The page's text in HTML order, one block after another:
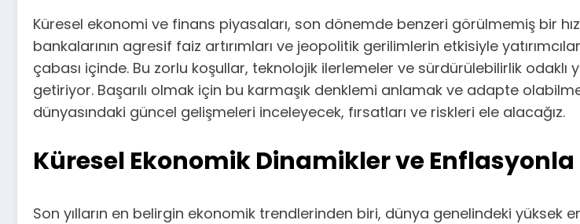
Küresel ekonomi ve finans piyasaları, son dönemde benzeri görülmemiş bir
bankalarının agresif faiz artırımları ve jeopolitik gerilimlerin etkisiyle
çabası içinde. Bu zorlu koşullar, teknolojik ilerlemeler ve sürdürülebilirlik odaklı
getiriyor. Başarılı olmak için bu karmaşık denklemi anlamak ve adapte
dünyasındaki güncel gelişmeleri inceleyecek, fırsatları ve riskleri ele alacağız.
Küresel Ekonomik Dinamikler ve
Son yılların en belirgin ekonomik trendlerinden biri, dünya genelindeki yüksek